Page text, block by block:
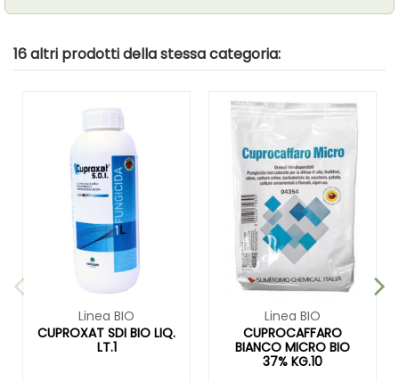
16 altri prodotti della stessa categoria:
Linea BIO
CUPROXAT SDI BIO LIQ.
LT.1
Linea BIO
CUPROCAFFARO
BIANCO MICRO BIO
37% KG.10